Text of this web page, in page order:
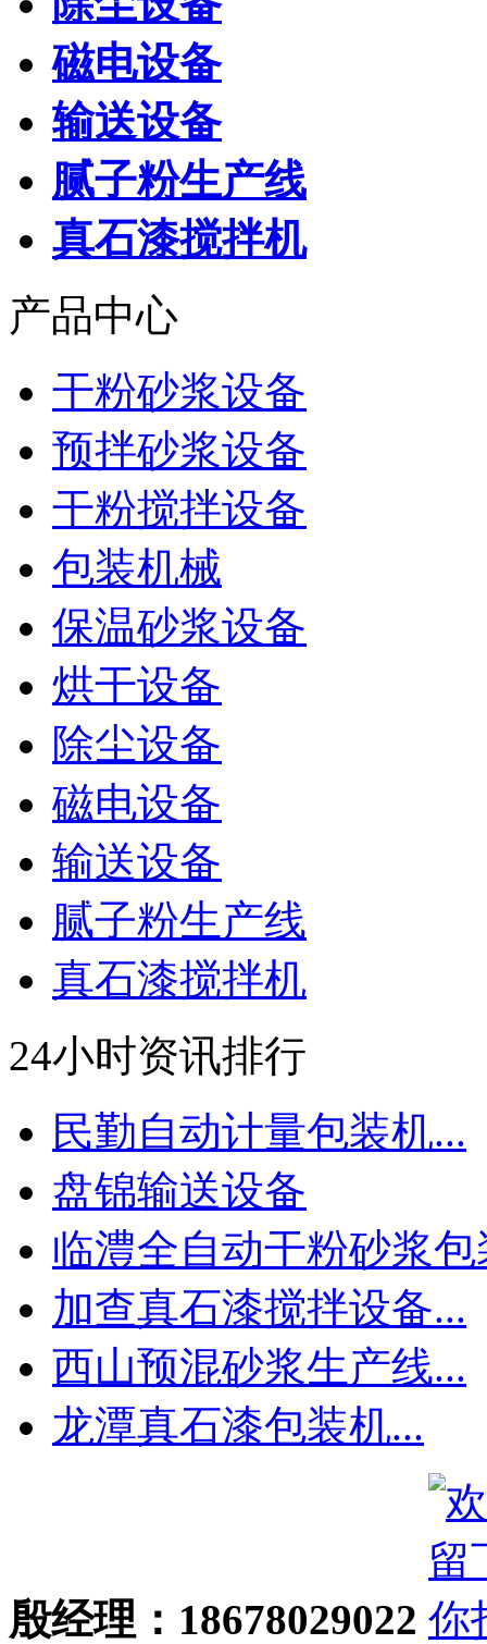
磁电设备
输送设备
腻子粉生产线
真石漆搅拌机
产品中心
干粉砂浆设备
预拌砂浆设备
干粉搅拌设备
包装机械
保温砂浆设备
烘干设备
除尘设备
磁电设备
输送设备
腻子粉生产线
真石漆搅拌机
24小时资讯排行
民勤自动计量包装机...
盘锦输送设备
临澧全自动干粉砂浆包
加查真石漆搅拌设备...
西山预混砂浆生产线...
龙潭真石漆包装机...
殷经理：18678029022